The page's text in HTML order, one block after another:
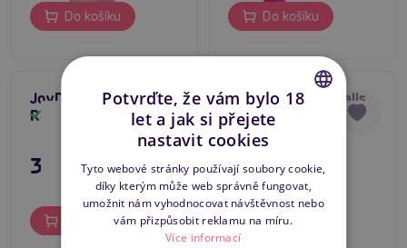
Do košíku Do košíku
JoyDivision Joyballs
Red
395 Kč
Do košíku
JoyDivision Joyballs
Black
Skladem
395 Kč
Do košíku
ENGLISH
Potvrďte, že vám bylo 18
let a jak si přejete
nastavit cookies
Tyto webové stránky používají soubory cookie,
díky kterým může web správně fungovat,
umožnit nám vyhodnocovat návštěvnost nebo
vám přizpůsobit reklamu na míru.
Více informací